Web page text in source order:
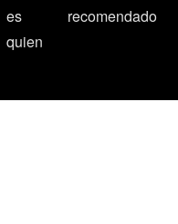
es
quien
recomendado